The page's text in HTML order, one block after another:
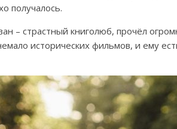
получалось.
– страстный книголюб, прочёл
исторических фильмов, и ему